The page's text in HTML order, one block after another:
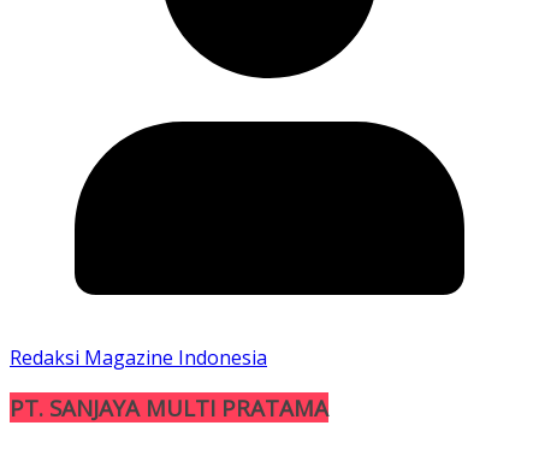
Redaksi Magazine Indonesia
PT. SANJAYA MULTI PRATAMA